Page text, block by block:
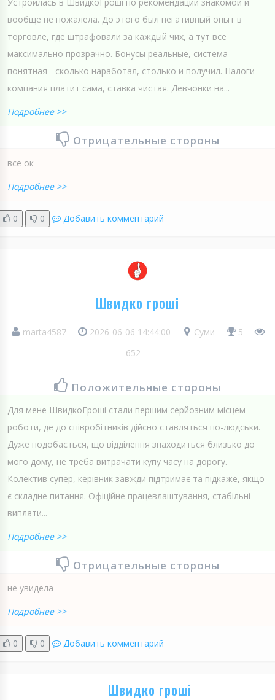
вообще не пожалела. До этого был негативный опыт в
торговле, где штрафовали за каждый чих, а тут всё
максимально прозрачно. Бонусы реальные, система
понятная - сколько наработал, столько и получил. Налоги
компания платит сама, ставка чистая. Девчонки на...
Подробнее >>
Отрицательные стороны
все ок
Подробнее >>
0 0 Добавить комментарий
Швидко гроші
marta4587 2026-06-06 14:44:00 Суми
5
652
Положительные стороны
Для мене ШвидкоГроші стали першим серйозним місцем
роботи, де до співробітників дійсно ставляться по-людськи.
Дуже подобається, що відділення знаходиться близько до
мого дому, не треба витрачати купу часу на дорогу.
Колектив супер, керівник завжди підтримає та підкаже, якщо
є складне питання. Офіційне працевлаштування, стабільні
виплати...
Подробнее >>
Отрицательные стороны
не увидела
Подробнее >>
0 0 Добавить комментарий
Швидко гроші